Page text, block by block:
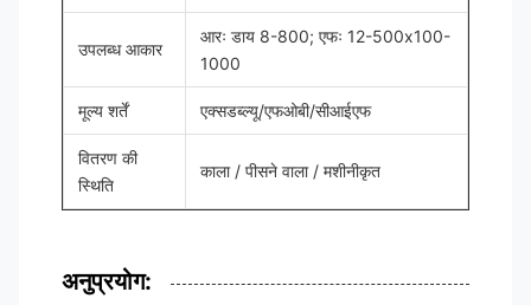
उपलब्ध आकार
आरः डाय 8-800; एफः 12-500x100-
1000
मूल्य शर्तें एक्सडब्ल्यू/एफओबी/सीआईएफ
वितरण की
स्थिति
काला / पीसने वाला / मशीनीकृत
अनुप्रयोग: